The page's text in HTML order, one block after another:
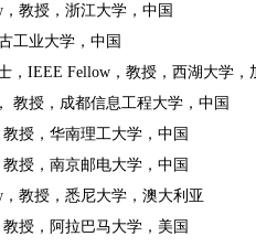
教授，浙江大学，中国
工业大学，中国
，IEEE Fellow，教授，西湖大学，
教授，成都信息工程大学，中国
授，华南理工大学，中国
授，南京邮电大学，中国
教授，悉尼大学，澳大利亚
授，阿拉巴马大学，美国